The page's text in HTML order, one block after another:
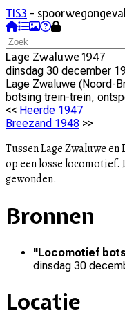
TIS3 -
Lage Zwaluwe 1947
dinsdag 30 december
Lage Zwaluwe (Noord-
botsing trein-trein,
<< Heerde 1947
Breezand 1948 >>
Tussen Lage Zwaluwe
op een losse locomotief.
gewonden.
Bronnen
"Locomotief
dinsdag 30
Locatie